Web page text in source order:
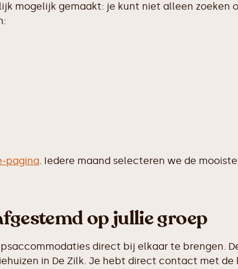
mogelijk gemaakt: je kunt niet alleen
pagina. Iedere maand selecteren we de
op jullie groep
direct bij elkaar te brengen.
in De Zilk. Je hebt direct contact met